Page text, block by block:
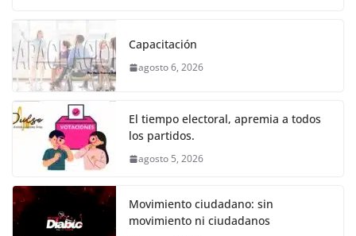
k
c
e
b
o
o
k
itt
er s
A
p
e
n
er
Capacitación
agosto 6, 2026
El tiempo electoral, apremia a todos
los partidos.
agosto 5, 2026
Movimiento ciudadano: sin
movimiento ni ciudadanos